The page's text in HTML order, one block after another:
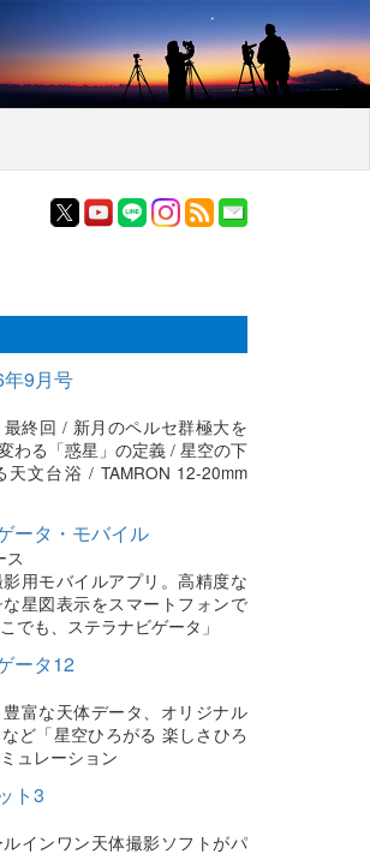
9月号
最終回 / 新月のペルセ群極大を
わる「惑星」の定義 / 星空の下
文台浴 / TAMRON 12-20mm
ータ・モバイル
ス
用モバイルアプリ。高精度な
星図表示をスマートフォンで
でも、ステラナビゲータ」
ータ12
富な天体データ、オリジナル
ど「星空ひろがる 楽しさひろ
ュレーション
ト3
インワン天体撮影ソフトがパ